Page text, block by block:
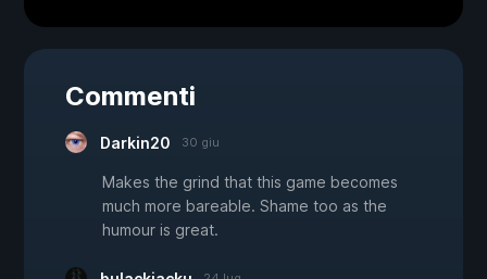
Commenti
Darkin20 30 giu
Makes the grind that this game becomes
much more bareable. Shame too as the
humour is great.